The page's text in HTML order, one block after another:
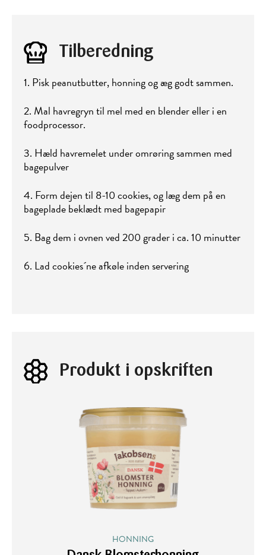
Tilberedning
1. Pisk peanutbutter, honning og æg godt sammen.
2. Mal havregryn til mel med en blender eller i en
foodprocessor.
3. Hæld havremelet under omrøring sammen med
bagepulver
4. Form dejen til 8-10 cookies, og læg dem på en
bageplade beklædt med bagepapir
5. Bag dem i ovnen ved 200 grader i ca. 10 minutter
6. Lad cookies´ne afkøle inden servering
Produkt i opskriften
HONNING